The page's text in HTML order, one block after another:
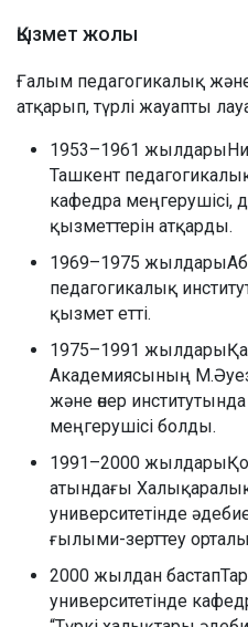
Қызмет жолы
Ғалым педагогикалық
атқарып, түрлі жауапты
1953–1961
Ташкент
кафедра меңгерушісі,
қызметтерін атқарды.
1969–1975
педагогикалық
қызмет етті.
1975–1991
Академиясының
және өнер институтында
меңгерушісі болды.
1991–2000
атындағы Халықаралық
университетінде
ғылыми-зерттеу
2000 жылдан
университетінде